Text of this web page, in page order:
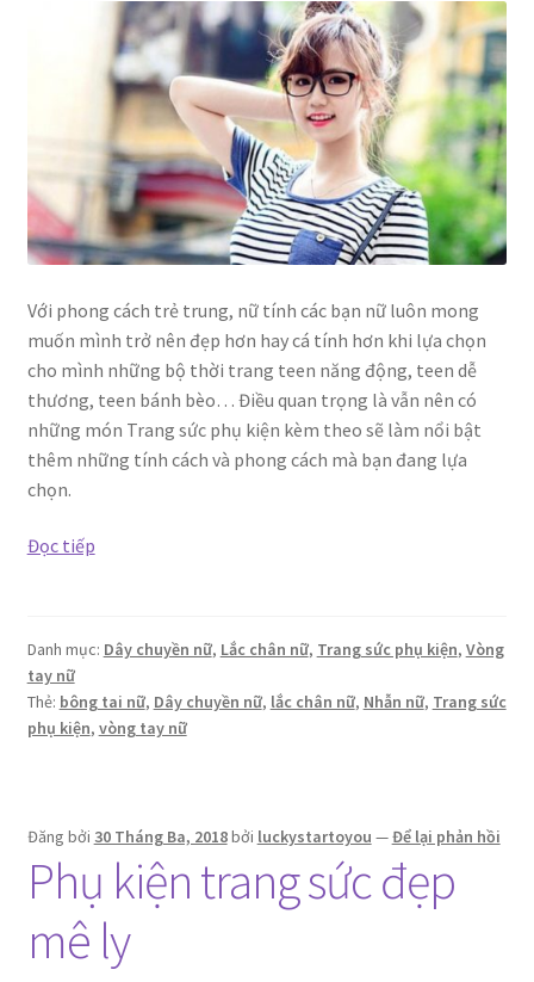
Với phong cách trẻ trung, nữ tính các bạn nữ luôn mong
muốn mình trở nên đẹp hơn hay cá tính hơn khi lựa chọn
cho mình những bộ thời trang teen năng động, teen dễ
thương, teen bánh bèo… Điều quan trọng là vẫn nên có
những món Trang sức phụ kiện kèm theo sẽ làm nổi bật
thêm những tính cách và phong cách mà bạn đang lựa
chọn.
Đọc tiếpTrang
inox
giá
rẻ
Danh mục: Dây chuyền nữ, Lắc chân nữ, Trang sức phụ kiện, Vòng
tay nữ
Thẻ: bông tai nữ, Dây chuyền nữ, lắc chân nữ, Nhẫn nữ, Trang sức
phụ kiện, vòng tay nữ
Đăng bởi 30 Tháng Ba, 2018bởi luckystartoyou —Để lại phản hồi
Phụ kiện trang sức đẹp
mê ly